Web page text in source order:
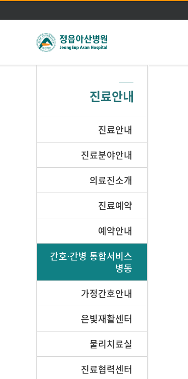
진료안내
진료안내
진료분야안내
의료진소개
진료예약
예약안내
간호·간병 통합서비스
병동
가정간호안내
은빛재활센터
물리치료실
진료협력센터